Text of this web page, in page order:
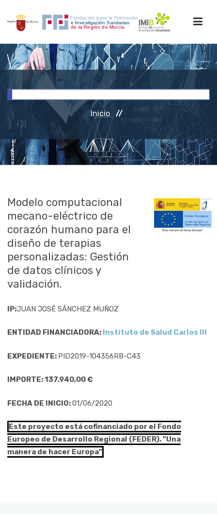
INICIO
INVESTIGACIÓN
RRHH
ACCESO PERSONAL
Inicio
Modelo computacional
mecano-eléctrico de
corazón humano para el
diseño de terapias
personalizadas: Gestión
de datos clínicos y
validación.
IP:JUAN JOSÉ SÁNCHEZ MUÑOZ
ENTIDAD FINANCIADORA: Instituto de Salud Carlos III
EXPEDIENTE: PID2019-104356RB-C43
IMPORTE: 137.940,00 €
FECHA DE INICIO:01/06/2020
Este proyecto está cofinanciado por el Fondo
Europeo de Desarrollo Regional (FEDER). "Una
manera de hacer Europa"